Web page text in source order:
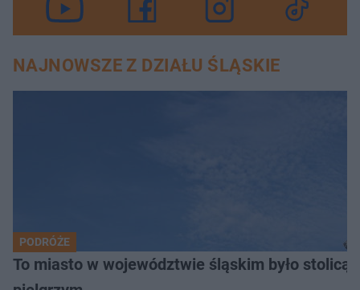
NAJNOWSZE Z DZIAŁU ŚLĄSKIE
PODRÓŻE
To miasto w województwie śląskim było